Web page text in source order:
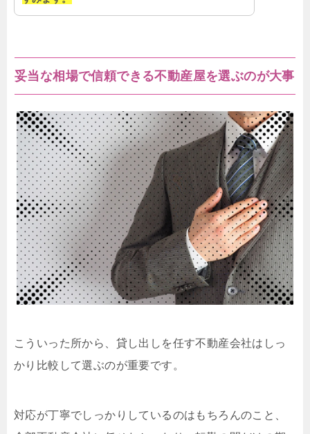
妥当な相場で信頼できる不動産屋を選ぶのが大事
こういった所から、貸し出しを任す不動産会社はしっ
かり比較して選ぶのが重要です。
対応が丁寧でしっかりしているのはもちろんのこと、